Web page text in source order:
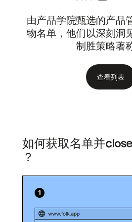
由产品学院甄选的产品
物名单，他们以深刻洞
制胜策略著
查看列表
如何获取名单并
？